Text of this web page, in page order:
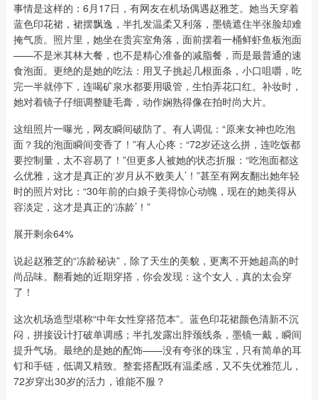
事情是这样的：6月17日，有网友在机场偶遇赵雅芝。她当天穿着
蓝色印花裙，裙摆飘逸，半扎发温柔又利落，墨镜遮住半张脸却难
掩气质。照片里，她坐在贵宾室角落，面前摆着一桶鲜虾鱼板泡面
——不是米其林大餐，也不是精心准备的减脂餐，而是最普通的速
食泡面。更绝的是她的吃法：用叉子挑起几根面条，小口咀嚼，吃
完一半就停下，连喝矿泉水都要用吸管，生怕弄花口红。补妆时，
她对着镜子仔细调整睫毛膏，动作娴熟得像在拍时尚大片。
这组照片一曝光，网友瞬间破防了。有人调侃：“原来女神也吃泡
面？我的泡面瞬间变香了！”有人心疼：“72岁还这么拼，连吃饭都
要控制量，太不容易了！”但更多人被她的状态折服：“吃泡面都这
么优雅，这才是真正的‘岁月从不败美人’！”甚至有网友翻出她年轻
时的照片对比：“30年前的白娘子美得惊心动魄，现在的她美得从
容淡定，这才是真正的‘冻龄’！”
展开剩余64%
说起赵雅芝的“冻龄秘诀”，除了天生的美貌，更离不开她超高的时
尚品味。翻看她的近期穿搭，你会发现：这个女人，真的太会穿
了！
这次机场造型堪称“中年女性穿搭范本”。蓝色印花裙颜色清新不沉
闷，拼接设计打破单调感；半扎发露出脖颈线条，墨镜一戴，瞬间
提升气场。最绝的是她的配饰——没有夸张的珠宝，只有简单的耳
钉和手链，低调又精致。整套搭配既有温柔感，又不失优雅范儿，
72岁穿出30岁的活力，谁能不服？